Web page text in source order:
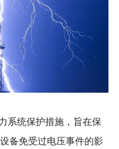
系统保护措施，旨在保
备免受过电压事件的影